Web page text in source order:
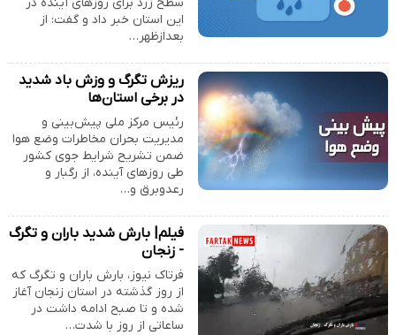
این استان خبر داد و گفت: از
بعدازظهر…
ریزش تگرگ و وزش باد شدید
در برخی استان‌ها
رئیس مرکز ملی پیش‌بینی و
مدیریت بحران مخاطرات وضع هوا
ضمن تشریح شرایط جوی کشور
طی روزهای آینده، از رگبار و
رعدوبرق و…
فیلم| بارش شدید باران و تگرگ
- زنجان
فرتاک نیوز، بارش باران و تگرگ که
از روز گذشته در استان زنجان آغاز
شده و تا صبح ادامه داشت در
ساعاتی از روز با شدت…